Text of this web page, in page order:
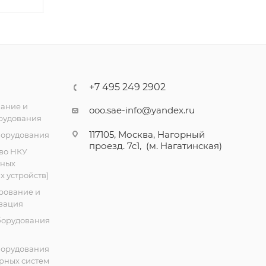
и
НКУ
устройств)
и
систем
+7 495 249 2902
ooo.sae-info@yandex.ru
117105, Москва, Нагорный
проезд. 7с1, (м. Нагатинская)